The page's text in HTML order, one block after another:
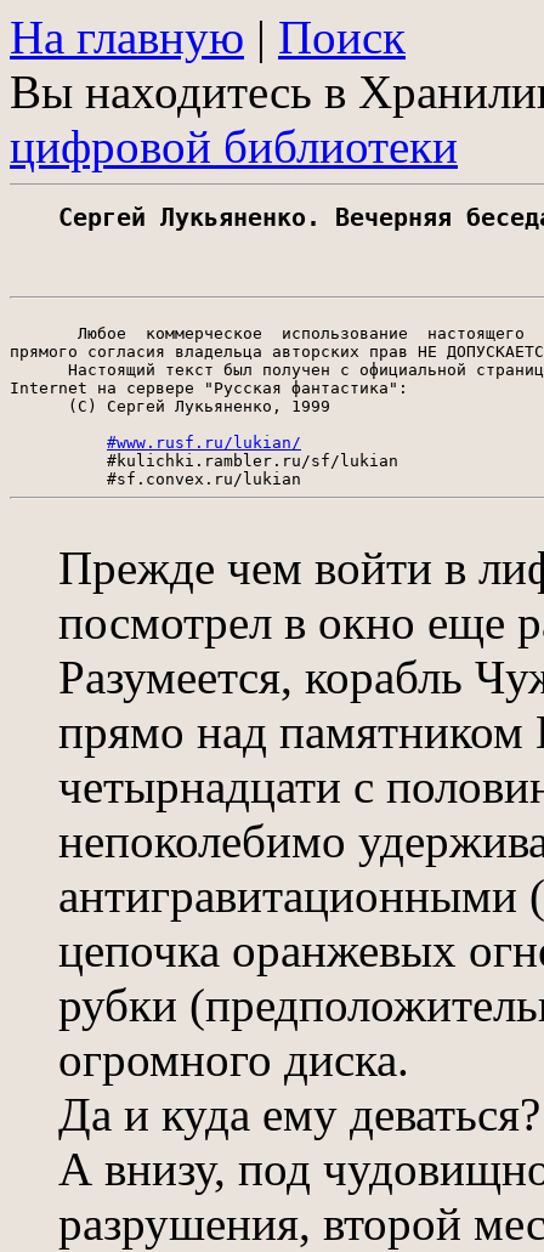
На главную | Поиск
Вы находитесь в
цифровой библиотеки
Сергей Лукьяненко. Вечерняя
Любое  коммерческое  использование  настоящего
прямого согласия владельца авторских прав НЕ
Настоящий текст был получен с официальной
Internet на сервере "Русская фантастика":
      (С) Сергей Лукьяненко, 1999
#www.rusf.ru/lukian/
          #kulichki.rambler.ru/sf/lukian
Прежде чем войти в
посмотрел в окно еще
Разумеется, корабль
прямо над памятником
четырнадцати с
непоколебимо
антигравитационными
цепочка оранжевых
рубки
огромного диска.
Да и куда ему деваться?
А внизу, под
разрушения, второй